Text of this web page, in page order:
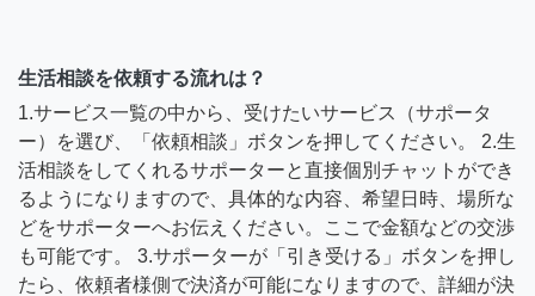
生活相談を依頼する流れは？
1.サービス一覧の中から、受けたいサービス（サポータ
ー）を選び、「依頼相談」ボタンを押してください。 2.生
活相談をしてくれるサポーターと直接個別チャットができ
るようになりますので、具体的な内容、希望日時、場所な
どをサポーターへお伝えください。ここで金額などの交渉
も可能です。 3.サポーターが「引き受ける」ボタンを押し
たら、依頼者様側で決済が可能になりますので、詳細が決